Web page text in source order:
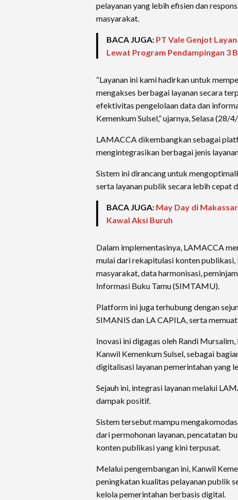
pelayanan yang lebih efisien dan
masyarakat.
BACA JUGA: PT Vale Genjot
Lewat Program Pendampingan 3
“Layanan ini kami hadirkan untuk
mengakses berbagai layanan secara
efektivitas pengelolaan data dan
Kemenkum Sulsel,” ujarnya, Selasa (28/
LAMACCA dikembangkan sebagai
mengintegrasikan berbagai jenis
Sistem ini dirancang untuk
serta layanan publik secara lebih cepat
BACA JUGA: May Day di
Kawal Aksi Buruh
Dalam implementasinya, LAMACCA
mulai dari rekapitulasi konten publikasi,
masyarakat, data harmonisasi,
Informasi Buku Tamu (SIMTAMU).
Platform ini juga terhubung dengan
SIMANIS dan LA CAPILA, serta
Inovasi ini digagas oleh Randi
Kanwil Kemenkum Sulsel, sebagai
digitalisasi layanan pemerintahan yang
Sejauh ini, integrasi layanan melalui
dampak positif.
Sistem tersebut mampu
dari permohonan layanan, pencatatan
konten publikasi yang kini terpusat.
Melalui pengembangan ini, Kanwil
peningkatan kualitas pelayanan publik
kelola pemerintahan berbasis digital.